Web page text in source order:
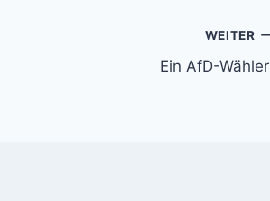
WEITER
Ein AfD-Wähler